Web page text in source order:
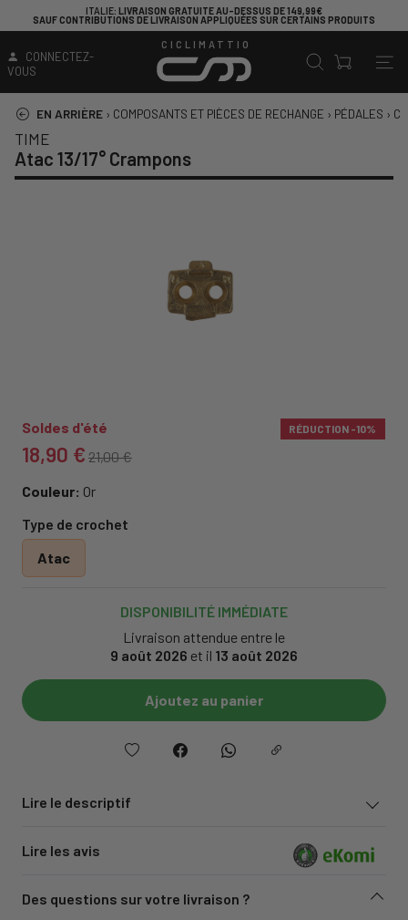
ITALIE: LIVRAISON GRATUITE AU-DESSUS DE 149,99€
SAUF CONTRIBUTIONS DE LIVRAISON APPLIQUÉES SUR CERTAINS PRODUITS
CONNECTEZ-
VOUS
CICLIMATTIO
EN ARRIÈRE › COMPOSANTS ET PIÈCES DE RECHANGE › PÉDALES ›
TIME
Atac 13/17° Crampons
Soldes d'été RÉDUCTION -10%
18,90 € 21,00 €
Couleur: Or
Type de crochet
Atac
DISPONIBILITÉ IMMÉDIATE
Livraison attendue entre le
9 août 2026 et il 13 août 2026
Ajoutez au panier
Lire le descriptif
Lire les avis
Des questions sur votre livraison ?